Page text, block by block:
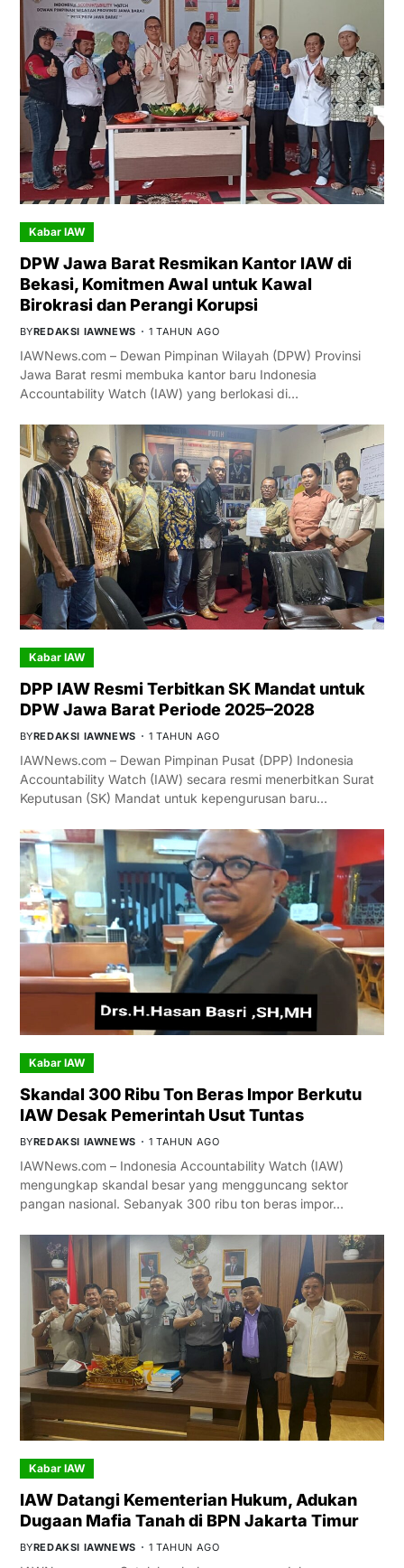
Kabar IAW
DPW Jawa Barat Resmikan Kantor IAW di
Bekasi, Komitmen Awal untuk Kawal
Birokrasi dan Perangi Korupsi
BYREDAKSI IAWNEWS 1 TAHUN AGO
IAWNews.com – Dewan Pimpinan Wilayah (DPW) Provinsi
Jawa Barat resmi membuka kantor baru Indonesia
Accountability Watch (IAW) yang berlokasi di…
Kabar IAW
DPP IAW Resmi Terbitkan SK Mandat untuk
DPW Jawa Barat Periode 2025–2028
BYREDAKSI IAWNEWS 1 TAHUN AGO
IAWNews.com – Dewan Pimpinan Pusat (DPP) Indonesia
Accountability Watch (IAW) secara resmi menerbitkan Surat
Keputusan (SK) Mandat untuk kepengurusan baru…
Kabar IAW
Skandal 300 Ribu Ton Beras Impor Berkutu
IAW Desak Pemerintah Usut Tuntas
BYREDAKSI IAWNEWS 1 TAHUN AGO
IAWNews.com – Indonesia Accountability Watch (IAW)
mengungkap skandal besar yang mengguncang sektor
pangan nasional. Sebanyak 300 ribu ton beras impor…
Kabar IAW
IAW Datangi Kementerian Hukum, Adukan
Dugaan Mafia Tanah di BPN Jakarta Timur
BYREDAKSI IAWNEWS 1 TAHUN AGO